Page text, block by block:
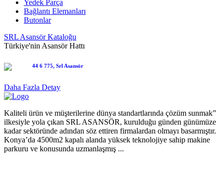
Yedek Parça
Bağlantı Elemanları
Butonlar
SRL Asansör Kataloğu
Türkiye'nin Asansör Hattı
Daha Fazla Detay
Kaliteli ürün ve müşterilerine dünya standartlarında çözüm sunmak”
ilkesiyle yola çıkan SRL ASANSÖR, kurulduğu günden günümüze
kadar sektöründe adından söz ettiren firmalardan olmayı basarmıştır.
Konya’da 4500m2 kapalı alanda yüksek teknolojiye sahip makine
parkuru ve konusunda uzmanlaşmış ...